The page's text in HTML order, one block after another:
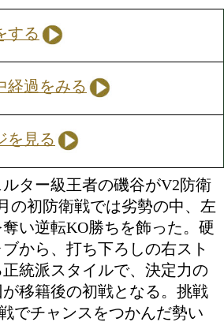
た因縁の再戦。プレス
に乗る野田か──ベルト
だ。
本ユース・ウェルター級
タイトルマッチ8回戦
磯谷 大心(三迫)
VS
山本 諒真(DANGAN)
をする